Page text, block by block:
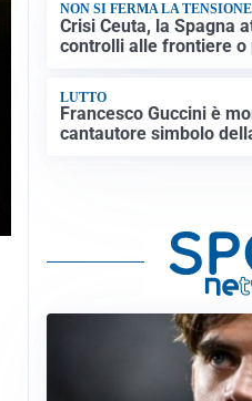
NON SI FERMA LA TENSIONE
Crisi Ceuta, la Spagna
controlli alle frontiere o
LUTTO
Francesco Guccini è
cantautore simbolo